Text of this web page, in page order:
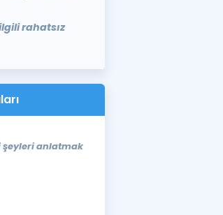
rahatsız
şeyleri anlatmak